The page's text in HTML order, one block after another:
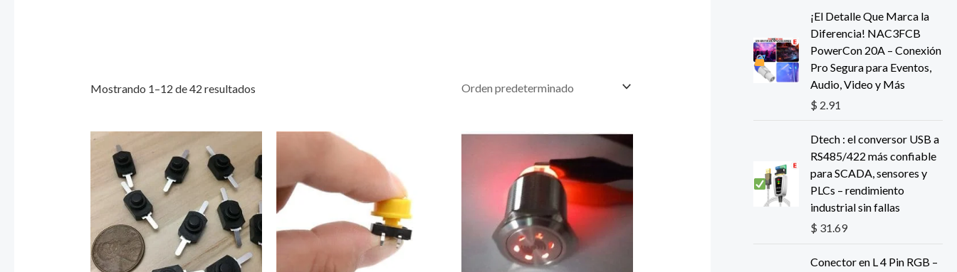
Mostrando 1–12 de 42 resultados
¡El Detalle Que Marca la
Diferencia! NAC3FCB
PowerCon 20A – Conexión
Pro Segura para Eventos,
Audio, Video y Más
$ 2.91
Dtech : el conversor USB a
RS485/422 más confiable
para SCADA, sensores y
PLCs – rendimiento
industrial sin fallas
$ 31.69
Conector en L 4 Pin RGB –